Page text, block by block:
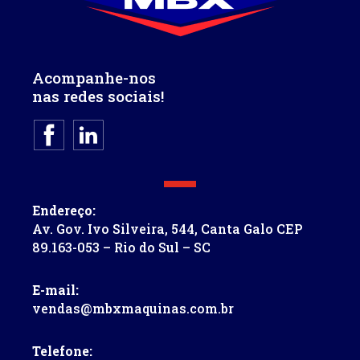
Acompanhe-nos
nas redes sociais!
Endereço:
Av. Gov. Ivo Silveira, 544, Canta Galo CEP
89.163-053 – Rio do Sul – SC
E-mail:
vendas@mbxmaquinas.com.br
Telefone: